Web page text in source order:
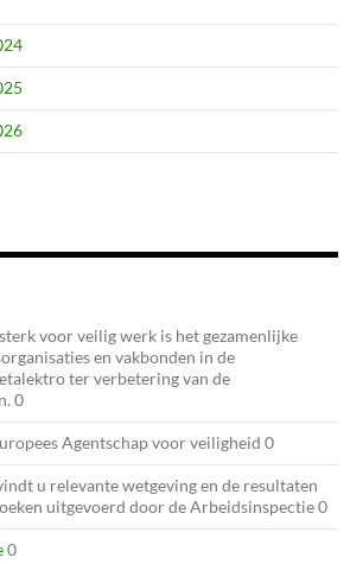
voor veilig werk is het gezamenlijke
en vakbonden in de
ter verbetering van de
0
Agentschap voor veiligheid 0
u relevante wetgeving en de resultaten
uitgevoerd door de Arbeidsinspectie 0
0